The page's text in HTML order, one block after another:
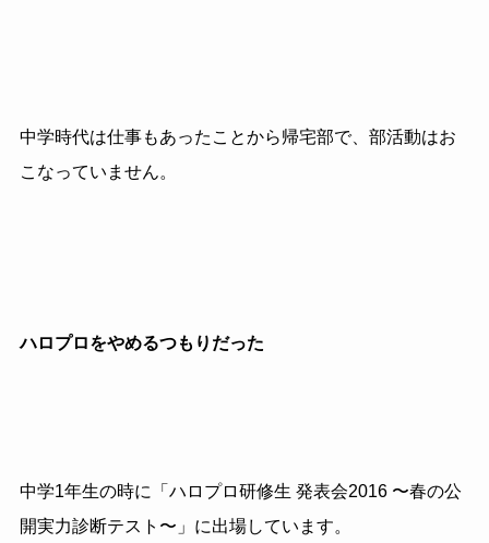
中学時代は仕事もあったことから帰宅部で、部活動はお
こなっていません。
ハロプロをやめるつもりだった
中学1年生の時に「ハロプロ研修生 発表会2016 〜春の公
開実力診断テスト〜」に出場しています。